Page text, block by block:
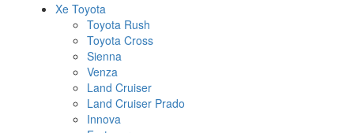
Xe Toyota
Toyota Rush
Toyota Cross
Sienna
Venza
Land Cruiser
Land Cruiser Prado
Innova